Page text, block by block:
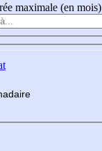
maximale (en mois)